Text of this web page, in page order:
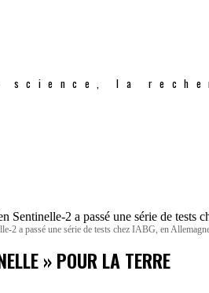
science, la
2 a passé une série de tests chez IABG, en
» POUR LA TERRE